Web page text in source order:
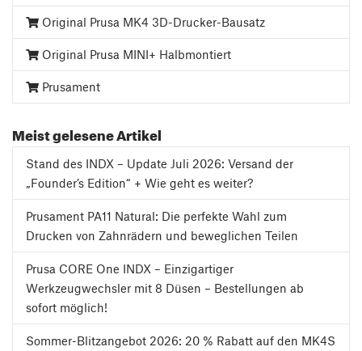
Original Prusa MK4 3D-Drucker-Bausatz
Original Prusa MINI+ Halbmontiert
Prusament
Meist gelesene Artikel
Stand des INDX – Update Juli 2026: Versand der
„Founder’s Edition“ + Wie geht es weiter?
Prusament PA11 Natural: Die perfekte Wahl zum
Drucken von Zahnrädern und beweglichen Teilen
Prusa CORE One INDX – Einzigartiger
Werkzeugwechsler mit 8 Düsen – Bestellungen ab
sofort möglich!
Sommer-Blitzangebot 2026: 20 % Rabatt auf den MK4S